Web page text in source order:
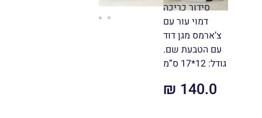
סידור כריכה
דמוי עור עם
צ’ארמס מגן דוד
עם הטבעת שם.
גודל: 12*17 ס”מ
₪ 140.0